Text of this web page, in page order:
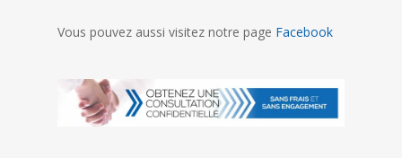
Vous pouvez aussi visitez notre page Facebook